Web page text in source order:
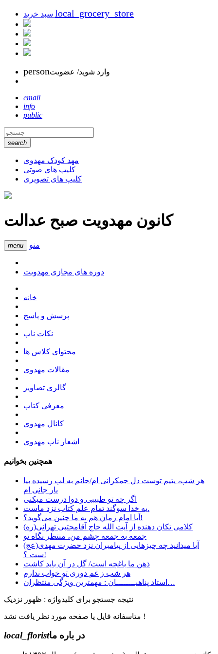
local_grocery_store
personوارد شوید/ عضویت
email
info
public
search
مهد کودک مهدوی
کلیپ های صوتی
کلیپ های تصویری
کانون مهدویت صبح عدالت
menu منو
دوره های مجازی مهدویت
خانه
پرسش و پاسخ
نکات ناب
محتوای کلاس ها
مقالات مهدوی
گالری تصاویر
معرفی کتاب
کانال مهدوی
اشعار ناب مهدوی
همچنین بخوانیم
هر شب، یتیم توست دل جمکرانی ام/جانم به لب رسیده بیا
یار جانی ام
اگر چه تو طبیبی و دوا درست میکنی
به خدا سوگند تمام علم کتاب نزد ماست.
آیا امام زمان هم به ما چنین می‌گوید؟!
کلامی تکان دهنده از آیت الله حاج آقامجتبی تهرانی(ره)
جمعه به جمعه چشم من، منتظر نگاه تو
آیا میدانید چه چیزهایی از پیامبران نزد حضرت مهدی(عج)
ست ؟!
ﺫﻫﻦ ﻣﺎ ﺑﺎﻏﭽﻪ ﺍﺳﺖ/ ﮔﻞ ﺩﺭ ﺁﻥ ﺑﺎﯾﺪ ﮐﺎﺷﺖ
هر شب ز غم دوری تو خواب ندارم
استاد پناهیــــــــان : مهمترین ویژگی منتظران…
نتیجه جستجو برای کلیدواژه : ظهور نزدیک
متاسفانه فایل یا صفحه مورد نظر یافت نشد !
local_floristدر باره ما